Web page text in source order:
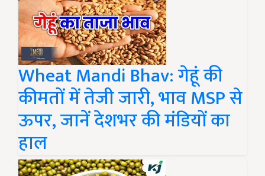
Wheat Mandi Bhav: गेहूं की
कीमतों में तेजी जारी, भाव MSP से
ऊपर, जानें देशभर की मंडियों का
हाल